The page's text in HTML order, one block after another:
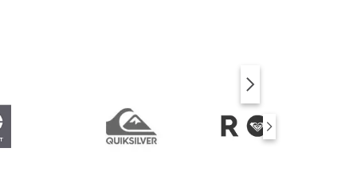
SUP & ACCESSOIRES